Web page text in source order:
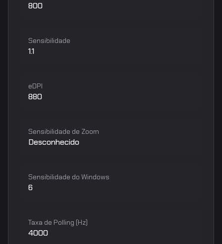
800
Sensibilidade
1.1
eDPI
880
Sensibilidade de Zoom
Desconhecido
Sensibilidade do Windows
6
Taxa de Polling (Hz)
4000